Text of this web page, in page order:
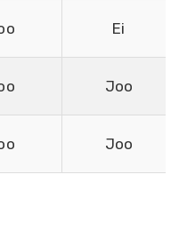
Ei
Joo
Joo